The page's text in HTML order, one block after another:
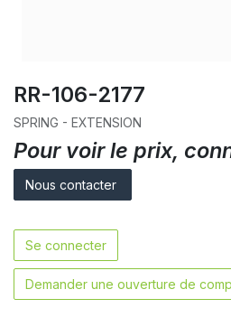
RR-106-2177
SPRING - EXTENSION
Pour voir le prix,
Nous contacter
Se connecter
Demander une ouverture de